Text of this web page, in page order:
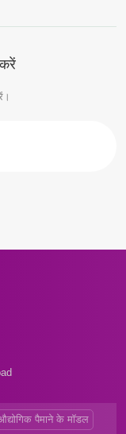
पैमाने के मॉडल